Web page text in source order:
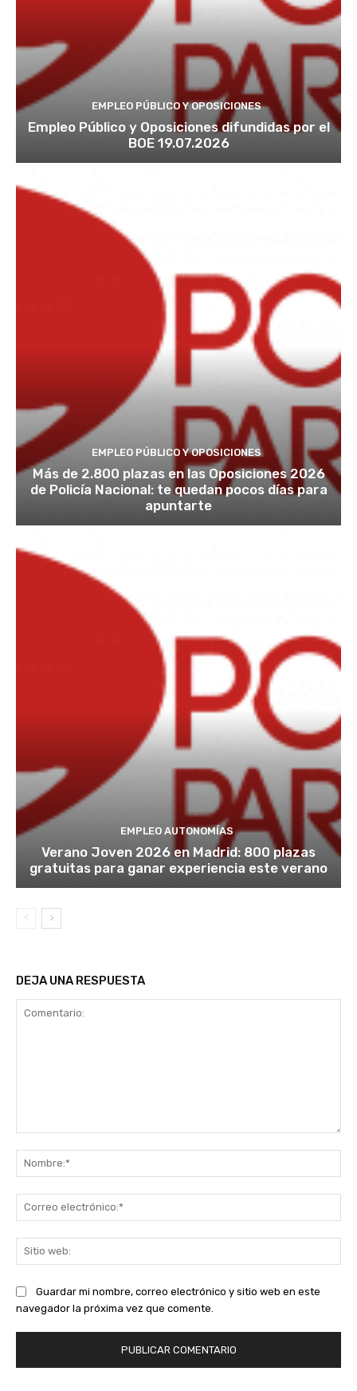
EMPLEO PÚBLICO Y OPOSICIONES
Empleo Público y Oposiciones difundidas por el
BOE 19.07.2026
EMPLEO PÚBLICO Y OPOSICIONES
Más de 2.800 plazas en las Oposiciones 2026
de Policía Nacional: te quedan pocos días para
apuntarte
EMPLEO AUTONOMÍAS
Verano Joven 2026 en Madrid: 800 plazas
gratuitas para ganar experiencia este verano
DEJA UNA RESPUESTA
Guardar mi nombre, correo electrónico y sitio web en este
navegador la próxima vez que comente.